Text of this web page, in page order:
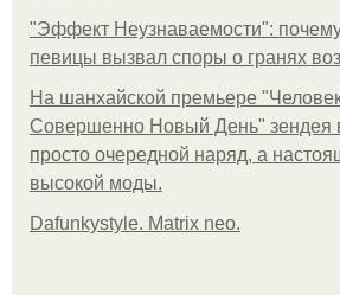
"Эффект Неузнаваемости":
певицы вызвал споры о гранях
На шанхайской премьере
Совершенно Новый День" зендея
просто очередной наряд, а
высокой моды.
Dafunkystyle. Matrix neo.